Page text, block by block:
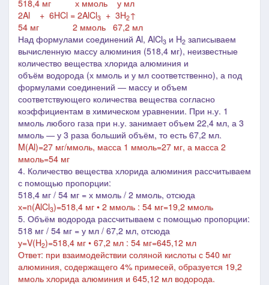
518,4 мг х ммоль у мл
2Al + 6HCl = 2AlCl3 + 3H2↑
54 мг 2 ммоль 67,2 мл
Над формулами соединений Al, AlCl3 и H2 записываем
вычисленную массу алюминия (518,4 мг), неизвестные
количество вещества хлорида алюминия и
объём водорода (х ммоль и у мл соответственно), а под
формулами соединений ― массу и объем
соответствующего количества вещества согласно
коэффициентам в химическом уравнении. При н.у. 1
ммоль любого газа при н.у. занимает объем 22,4 мл, а 3
ммоль ― у 3 раза больший объём, то есть 67,2 мл.
M(Al)=27 мг/ммоль, масса 1 ммоль=27 мг, а масса 2
ммоль=54 мг
4. Количество вещества хлорида алюминия рассчитываем
с помощью пропорции:
518,4 мг / 54 мг = х ммоль / 2 ммоль, отсюда
х=n(AlCl3)=518,4 мг • 2 ммоль : 54 мг=19,2 ммоль
5. Объём водорода рассчитываем с помощью пропорции:
518 мг / 54 мг = у мл / 67,2 мл, отсюда
у=V(H2)=518,4 мг • 67,2 мл : 54 мг=645,12 мл
Ответ: при взаимодействии соляной кислоты с 540 мг
алюминия, содержащего 4% примесей, образуется 19,2
ммоль хлорида алюминия и 645,12 мл водорода.